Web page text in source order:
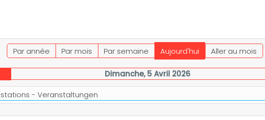
Par année Par mois Par semaine Aujourd'hui Aller au mois
Dimanche, 5 Avril 2026
- Veranstaltungen